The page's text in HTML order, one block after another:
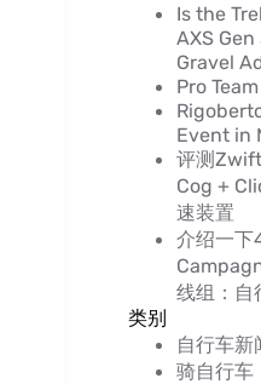
Is the
AXS
Gravel
Pro
Event in
评测
Cog +
速装置
介绍一下
线组：自
类别
自行车新
骑自行车